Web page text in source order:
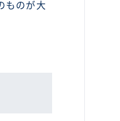
ものが大